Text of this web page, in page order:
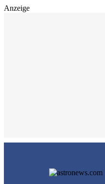
Anzeige